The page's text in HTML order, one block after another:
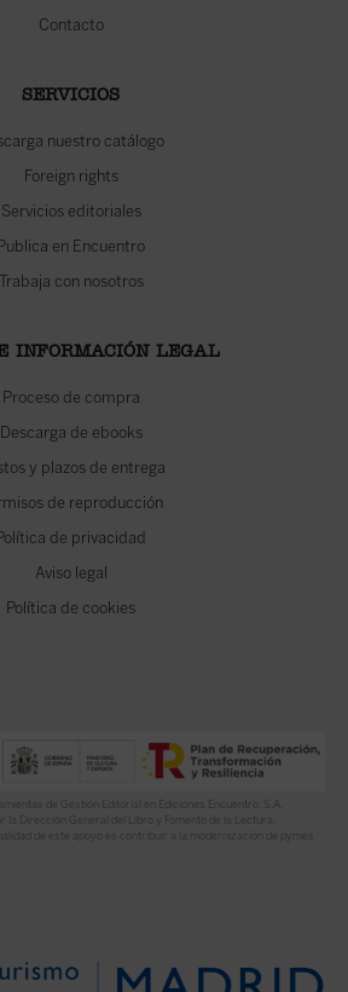
Contacto
SERVICIOS
nuestro catálogo
Foreign rights
Servicios editoriales
Publica en Encuentro
Trabaja con nosotros
INFORMACIÓN LEGAL
Proceso de compra
Descarga de ebooks
y plazos de entrega
de reproducción
de privacidad
Aviso legal
Política de cookies
de Gestión Editorial en Ediciones Encuentro, S.A.
la Dirección General del Libro y Fomento de la Lectura,
de este apoyo es contribuir a la modernización de pymes